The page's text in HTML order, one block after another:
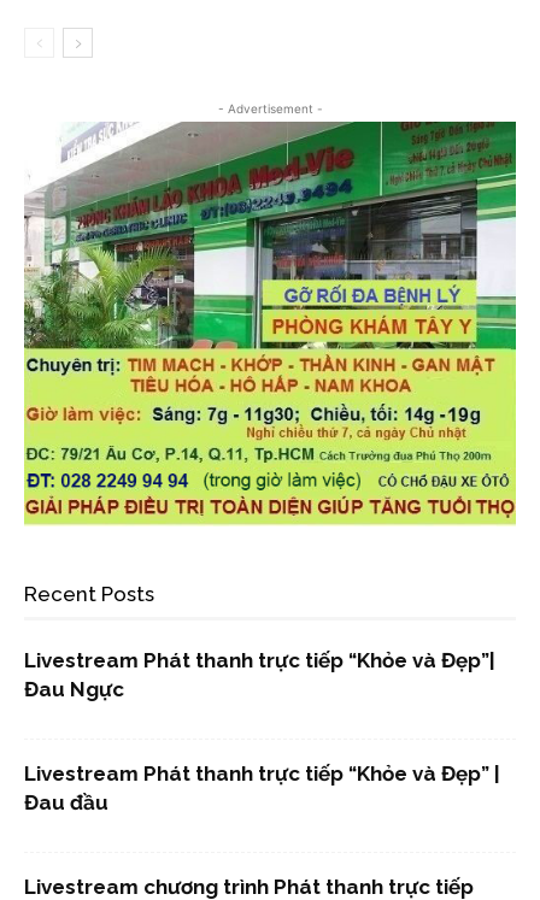
- Advertisement -
Recent Posts
Livestream Phát thanh trực tiếp “Khỏe và Đẹp”|
Đau Ngực
Livestream Phát thanh trực tiếp “Khỏe và Đẹp” |
Đau đầu
Livestream chương trình Phát thanh trực tiếp